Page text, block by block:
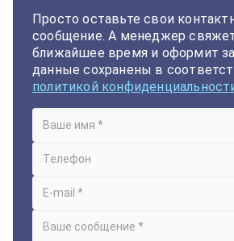
Просто оставьте свои
сообщение. А менеджер
ближайшее время и оформит
данные сохранены в
политикой